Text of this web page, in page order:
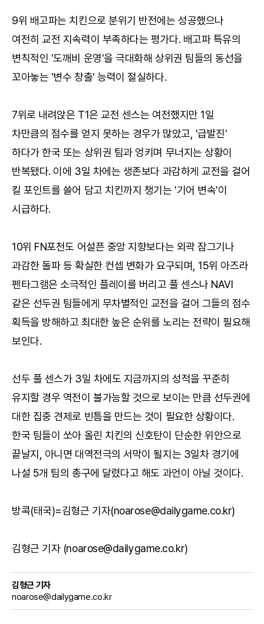
9위 배고파는 치킨으로 분위기 반전에는 성공했으나
여전히 교전 지속력이 부족하다는 평가다. 배고파 특유의
변칙적인 '도깨비 운영'을 극대화해 상위권 팀들의 동선을
꼬아놓는 '변수 창출' 능력이 절실하다.
7위로 내려앉은 T1은 교전 센스는 여전했지만 1일
차만큼의 점수를 얻지 못하는 경우가 많았고, '급발진'
하다가 한국 또는 상위권 팀과 엉키며 무너지는 상황이
반복됐다. 이에 3일 차에는 생존보다 과감하게 교전을 걸어
킬 포인트를 쓸어 담고 치킨까지 챙기는 '기어 변속'이
시급하다.
10위 FN포천도 어설픈 중앙 지향보다는 외곽 잠그기나
과감한 돌파 등 확실한 컨셉 변화가 요구되며, 15위 아즈라
펜타그램은 소극적인 플레이를 버리고 풀 센스나 NAVI
같은 선두권 팀들에게 무차별적인 교전을 걸어 그들의 점수
획득을 방해하고 최대한 높은 순위를 노리는 전략이 필요해
보인다.
선두 풀 센스가 3일 차에도 지금까지의 성적을 꾸준히
유지할 경우 역전이 불가능할 것으로 보이는 만큼 선두권에
대한 집중 견제로 빈틈을 만드는 것이 필요한 상황이다.
한국 팀들이 쏘아 올린 치킨의 신호탄이 단순한 위안으로
끝날지, 아니면 대역전극의 서막이 될지는 3일차 경기에
나설 5개 팀의 총구에 달렸다고 해도 과언이 아닐 것이다.
방콕(태국)=김형근 기자(noarose@dailygame.co.kr)
김형근 기자 (noarose@dailygame.co.kr)
김형근 기자
noarose@dailygame.co.kr